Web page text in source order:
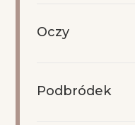
Oczy
Podbródek